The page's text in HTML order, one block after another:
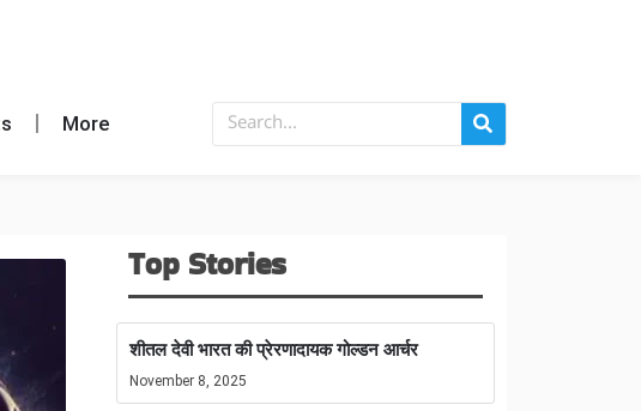
More
Top Stories
शीतल देवी भारत की प्रेरणादायक गोल्डन आर्चर
November 8, 2025